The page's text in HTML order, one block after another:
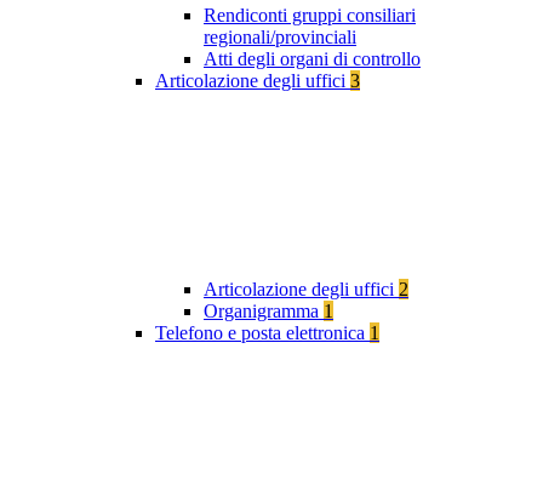
Rendiconti gruppi consiliari
regionali/provinciali
Atti degli organi di controllo
Articolazione degli uffici 3
Articolazione degli uffici 2
Organigramma 1
Telefono e posta elettronica 1